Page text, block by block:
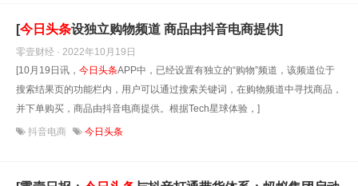
[今日头条设独立购物频道 商品由抖音电商提供]
零壹财经 · 2022年10月19日
[10月19日讯， 今日头条APP中，已经设置有独立的“购物”频道，该频道位于
搜索结果页的功能栏内，用户可以通过搜索关键词，在购物频道中寻找商品，
并下单购买，商品由抖音电商提供。根据Tech星球体验，]
抖音电商 今日头条